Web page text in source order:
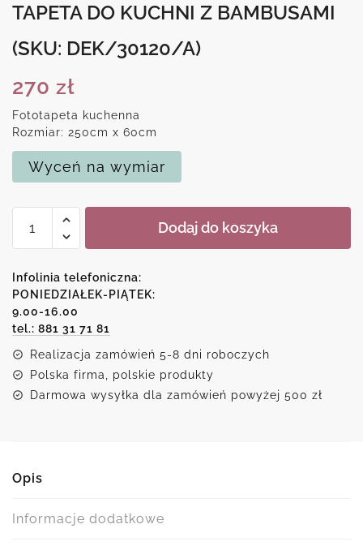
TAPETA DO KUCHNI Z BAMBUSAMI
(SKU: DEK/30120/A)
270 zł
Fototapeta kuchenna
Rozmiar: 250cm x 60cm
Wyceń na wymiar
Tapeta
kuchni
z
bambusami
Dodaj do koszyka
Infolinia telefoniczna:
PONIEDZIAŁEK-PIĄTEK:
9.00-16.00
tel.: 881 31 71 81
Realizacja zamówień 5-8 dni roboczych
Polska firma, polskie produkty
Darmowa wysyłka dla zamówień powyżej 500 zł
Opis
Informacje dodatkowe